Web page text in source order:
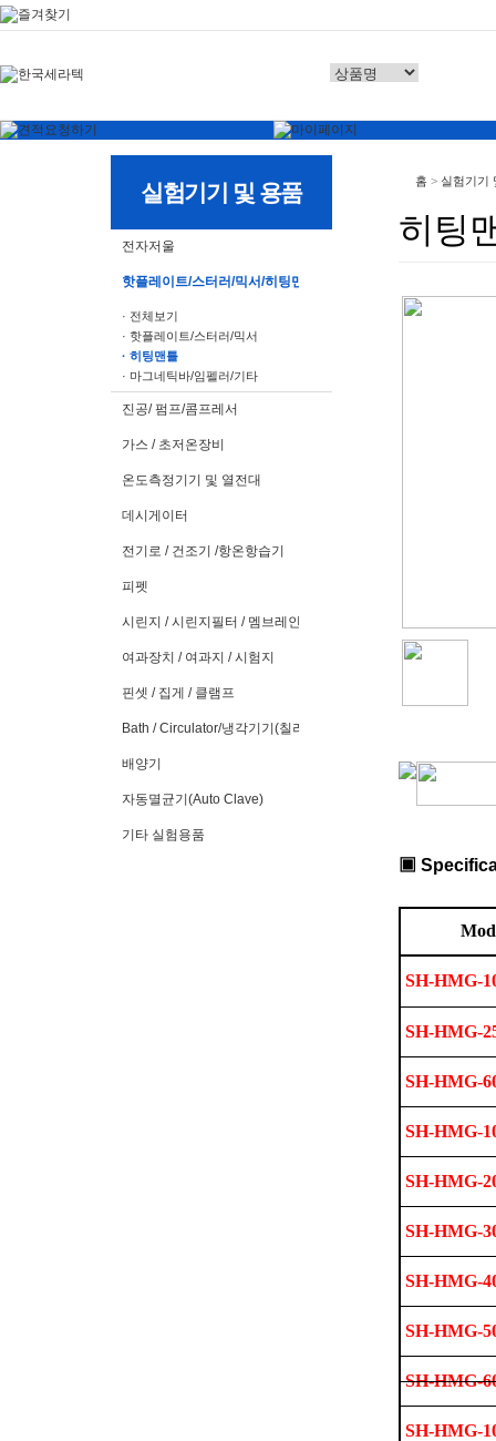
실험기기 및 용품
전자저울
핫플레이트/스터러/믹서/히팅맨틀
· 전체보기
· 핫플레이트/스터러/믹서
· 히팅맨틀
· 마그네틱바/임펠러/기타
진공/ 펌프/콤프레서
가스 / 초저온장비
온도측정기기 및 열전대
데시게이터
전기로 / 건조기 /항온항습기
피펫
시린지 / 시린지필터 / 멤브레인필터
여과장치 / 여과지 / 시험지
핀셋 / 집게 / 클램프
Bath / Circulator/냉각기기(칠러)
배양기
자동멸균기(Auto Clave)
기타 실험용품
홈 > 실험기기
히팅
▣
SH-HMG-
SH-HMG-
SH-HMG-
SH-HMG-
SH-HMG-
SH-HMG-
SH-HMG-
SH-HMG-
SH-HMG-
SH-HMG-